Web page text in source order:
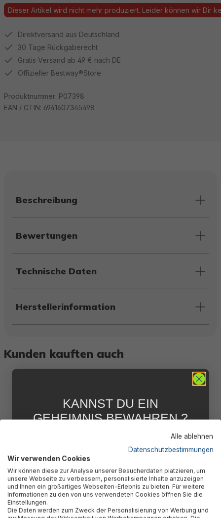
Dieser Artikel wird nicht mehr produziert. Leider können wir Dir
Direktversand aus Deutschland
30 Tage Rückgaberecht
Gratis Versand ab 49 € nach DE
Offizieller Bestway®Store
Produktnummer: P07398
EAN / GTIN: 6941607345498
Beschreibung
Bewertungen
Technische Daten
Herstellerinformation
Kunden kauften auch
Bestway® Ersatzteil
Überwurfmutter inkl.
Schrauben & O-Ring
(Luftauslass Pumpe) LAY-Z-
SPA® Whirlpools
Alle ablehnen
Datenschutzbestimmungen
Wir verwenden Cookies
Wir können diese zur Analyse unserer Besucherdaten platzieren, um
unsere Webseite zu verbessern, personalisierte Inhalte anzuzeigen
und Ihnen ein großartiges Webseiten-Erlebnis zu bieten. Für weitere
Informationen zu den von uns verwendeten Cookies öffnen Sie die
Einstellungen.
Die Daten werden zum Zweck der Personalisierung von Werbung und
KANNST DU EIN
GEHEIMNIS BEWAHREN ?
FÜR DICH
Abonniere jetzt unseren kostenlosen
Newsletter, verpasse keine Neuigkeiten und
Aktionen mehr und sichere Dir 5 %
Willkommensrabatt auf nicht reduzierte Ware
bei Deiner ersten Bestellung !*
Email